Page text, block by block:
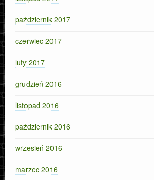
październik 2017
czerwiec 2017
luty 2017
grudzień 2016
listopad 2016
październik 2016
wrzesień 2016
marzec 2016